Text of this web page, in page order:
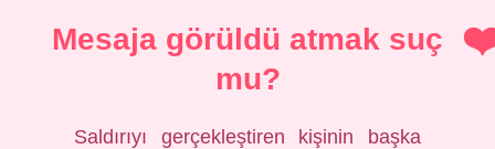
Mesaja görüldü atmak suç
mu?
Saldırıyı gerçekleştiren kişinin başka